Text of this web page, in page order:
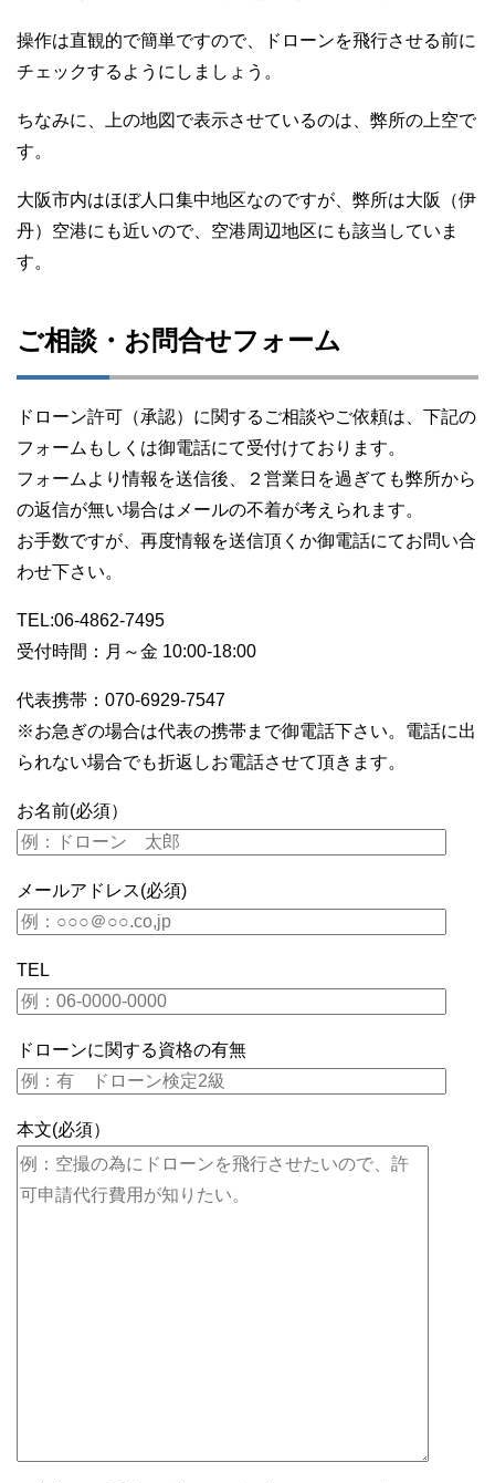
操作は直観的で簡単ですので、ドローンを飛行させる前に
チェックするようにしましょう。
ちなみに、上の地図で表示させているのは、弊所の上空で
す。
大阪市内はほぼ人口集中地区なのですが、弊所は大阪（伊
丹）空港にも近いので、空港周辺地区にも該当していま
す。
ご相談・お問合せフォーム
ドローン許可（承認）に関するご相談やご依頼は、下記の
フォームもしくは御電話にて受付けております。
フォームより情報を送信後、２営業日を過ぎても弊所から
の返信が無い場合はメールの不着が考えられます。
お手数ですが、再度情報を送信頂くか御電話にてお問い合
わせ下さい。
TEL:06-4862-7495
受付時間：月～金 10:00-18:00
代表携帯：070-6929-7547
※お急ぎの場合は代表の携帯まで御電話下さい。電話に出
られない場合でも折返しお電話させて頂きます。
お名前(必須）
メールアドレス(必須)
TEL
ドローンに関する資格の有無
本文(必須）